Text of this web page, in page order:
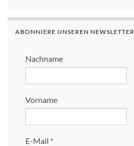
ABONNIERE UNSEREN NEWSLETTER
Nachname
Vorname
E-Mail *